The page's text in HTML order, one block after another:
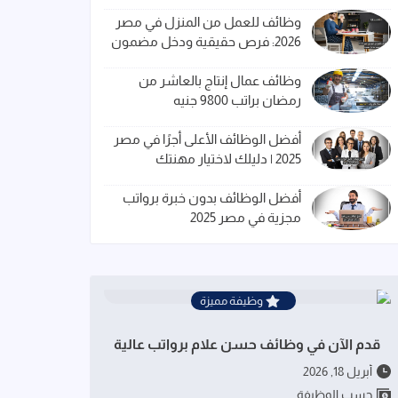
وظائف للعمل من المنزل في مصر
2026: فرص حقيقية ودخل مضمون
وظائف عمال إنتاج بالعاشر من
رمضان براتب 9800 جنيه
أفضل الوظائف الأعلى أجرًا في مصر
2025 | دليلك لاختيار مهنتك
أفضل الوظائف بدون خبرة برواتب
مجزية في مصر 2025
وظيفة مميزة
قدم الآن في وظائف حسن علام برواتب عالية
أبريل 18, 2026
حسب الوظيفة